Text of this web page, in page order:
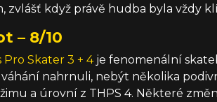
zvlášť když právě hudba byla vždy
– 8/10
Pro Skater 3 + 4je fenomenální
nahrnuli, nebýt několika
a úrovní z THPS 4. Některé